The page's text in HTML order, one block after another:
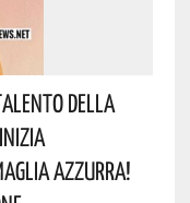
Della
Azzurra!